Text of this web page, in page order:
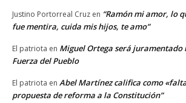
Justino Portorreal Cruz en “Ramón mi amor, lo
fue mentira, cuida mis hijos, te amo”
El patriota en Miguel Ortega será juramentado
Fuerza del Pueblo
El patriota en Abel Martínez califica como
propuesta de reforma a la Constitución”